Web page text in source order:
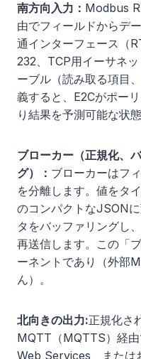
南方向入力： Modbus
由でフィールドからデ
通インターフェース（
232、TCP用イーサネ
ーブル（読み取る項目
義すると、E2Cがポー
り結果を予測可能な状
ブローカー（正規化、
グ）： ブローカーはフ
を分離します。値をタ
のコンパクトなJSON
タをバッファリングし
再送信します。この「
ーネントであり（外部
ん）。
北向きの出力:正規化さ
MQTT（MQTTS）経
Web Services、または